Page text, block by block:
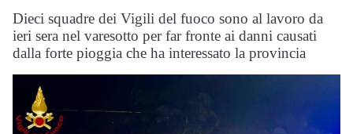
Dieci squadre dei Vigili del fuoco sono al lavoro da
ieri sera nel varesotto per far fronte ai danni causati
dalla forte pioggia che ha interessato la provincia